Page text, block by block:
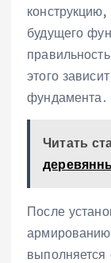
будущего
этого
фундамента․
Читать
После
выполняется